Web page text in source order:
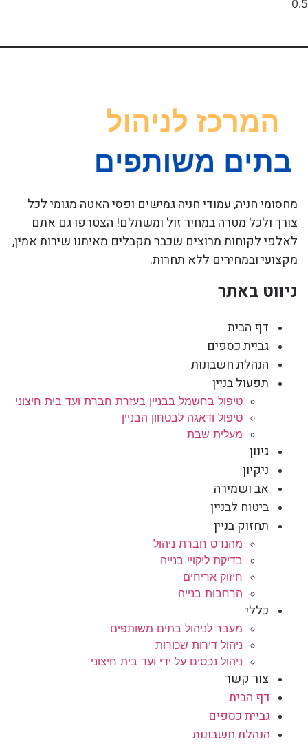
מחסומי חניה, עמודי חניה גמישים ופסי האטה מגומי לכל
צורך ולכל מטרה במחיר זול ומשתלם! הצטרפו גם אתם
לאלפי לקוחות מרוצים שכבר מקבלים מאיתנו שירות אמין,
מקצועי ובמחירים ללא תחרות.
ניווט באתר
דף הבית
גביית כספים
הנהלת חשבונות
תפעול בניין
טיפול בחשמל בבניין בעזרת חברת ועד בית חיצוני
טיפול ודאגה לבטחון הבניין
מעלית שבת
גינון
ניקיון
אב ושמירה
ביטוח לבניין
תחזוק בניין
מהנדס חברת ניהול
בדיקת ליקויי בנייה
חיזוק אריחים
הרחבות בנייה
כללי
מעבר לניהול בתים משותפים
ניהול דירות שכורות
ניהול נכסים על ידי ועד בית חיצוני
צור קשר
דף הבית
גביית כספים
הנהלת חשבונות